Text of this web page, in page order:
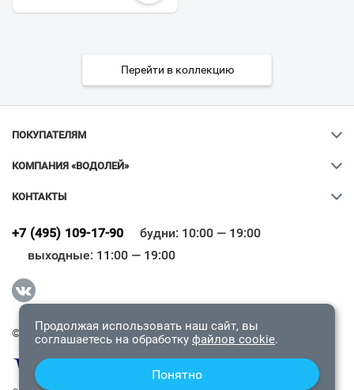
Перейти в коллекцию
ПОКУПАТЕЛЯМ
КОМПАНИЯ «ВОДОЛЕЙ»
КОНТАКТЫ
+7 (495) 109-17-90
будни: 10:00 — 19:00
выходные: 11:00 — 19:00
© 2009-2026 «Водолей Онлайн». Все права защищены.
Всё верно
Продолжая использовать наш сайт, вы
соглашаетесь на обработку файлов cookie.
Понятно